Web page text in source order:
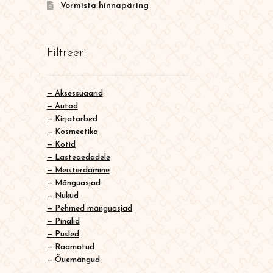
Vormista hinnapäring
Filtreeri
Aksessuaarid
Autod
Kirjatarbed
Kosmeetika
Kotid
Lasteaedadele
Meisterdamine
Mänguasjad
Nukud
Pehmed mänguasjad
Pinalid
Pusled
Raamatud
Õuemängud